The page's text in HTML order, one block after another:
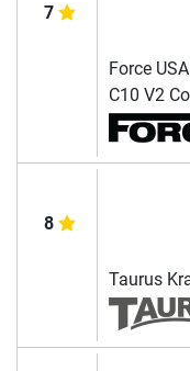
7
Force
C10 V2
8
Taurus